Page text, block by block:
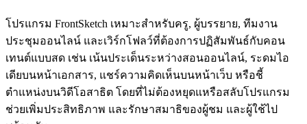
โปรแกรม FrontSketch เหมาะสำหรับครู, ผู้บรรยาย, ทีมงาน
ประชุมออนไลน์ และเวิร์กโฟลว์ที่ต้องการปฏิสัมพันธ์กับคอน
เทนต์แบบสด เช่น เน้นประเด็นระหว่างสอนออนไลน์, ระดมไอ
เดียบนหน้าเอกสาร, แชร์ความคิดเห็นบนหน้าเว็บ หรือชี้
ตำแหน่งบนวิดีโอสาธิต โดยที่ไม่ต้องหยุดแหรือสลับโปรแกรม
ช่วยเพิ่มประสิทธิภาพ และรักษาสมาธิของผู้ชม และผู้ใช้ไป